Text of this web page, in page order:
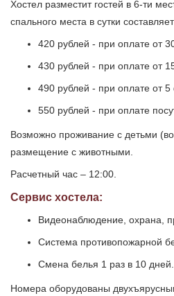
Хостел разместит гостей в 6-ти
спального места в сутки
420 рублей - при оплате от
430 рублей - при оплате от
490 рублей - при оплате от 5
550 рублей - при оплате
Возможно проживание с детьми
размещение с животными.
Расчетный час – 12:00.
Сервис хостела:
Видеонаблюдение, охрана,
Система противопожарной
Смена белья 1 раз в 10 дней.
Номера оборудованы